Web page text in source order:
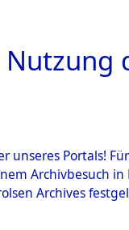
unseres Portals!
Archivbesuch
Archives